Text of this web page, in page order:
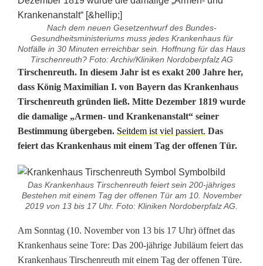
Nach dem neuen Gesetzentwurf des Bundes-
Gesundheitsministeriums muss jedes Krankenhaus für
Notfälle in 30 Minuten erreichbar sein. Hoffnung für das Haus
Tirschenreuth? Foto: Archiv/Kliniken Nordoberpfalz AG
2
0
0
J
a
e
K
Tirschenreuth. In diesem Jahr ist es exakt 200 Jahre her,
dass König Maximilian I. von Bayern das Krankenhaus
Tirschenreuth gründen ließ. Mitte Dezember 1819 wurde
die damalige „Armen- und Krankenanstalt“ seiner
Bestimmung übergeben. Seitdem ist viel passiert. Das
feiert das Krankenhaus mit einem Tag der offenen Tür.
Das Krankenhaus Tirschenreuth feiert sein 200-jähriges
Bestehen mit einem Tag der offenen Tür am 10. November
2019 von 13 bis 17 Uhr. Foto: Kliniken Nordoberpfalz AG.
Am Sonntag (10. November von 13 bis 17 Uhr) öffnet das
Krankenhaus seine Tore: Das 200-jährige Jubiläum feiert das
Krankenhaus Tirschenreuth mit einem Tag der offenen Türe.